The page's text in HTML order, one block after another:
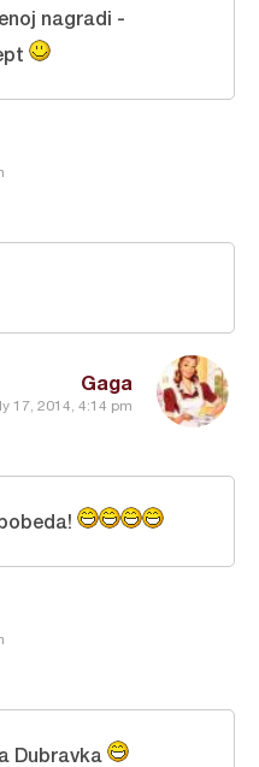
nagradi -
Gaga
17, 2014, 4:14 pm
Dubravka